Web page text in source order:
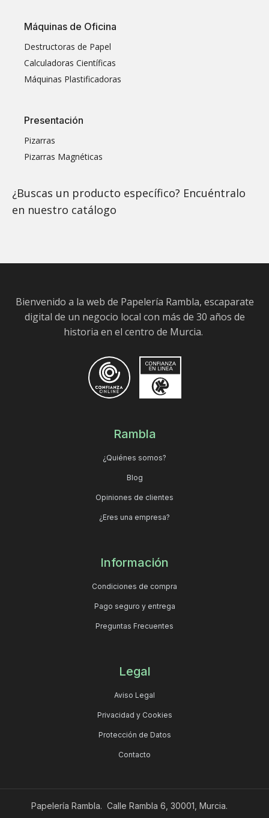
Máquinas de Oficina
Destructoras de Papel
Calculadoras Científicas
Máquinas Plastificadoras
Presentación
Pizarras
Pizarras Magnéticas
¿Buscas un producto específico? Encuéntralo
en nuestro catálogo
Bienvenido a la web de Papelería Rambla, escaparate
digital de un negocio local con más de 30 años de
historia en el centro de Murcia.
Rambla
¿Quiénes somos?
Blog
Opiniones de clientes
¿Eres una empresa?
Información
Condiciones de compra
Pago seguro y entrega
Preguntas Frecuentes
Legal
Aviso Legal
Privacidad y Cookies
Protección de Datos
Contacto
Papelería Rambla. Calle Rambla 6, 30001, Murcia.